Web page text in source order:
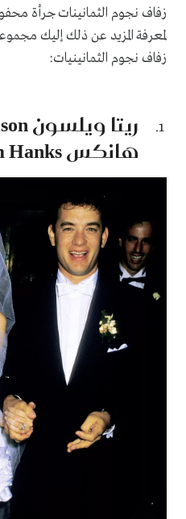
زفاف نجوم الثمانينات جرأة
لمعرفة المزيد عن ذلك إليك
زفاف نجوم الثمانينيات:
هانكس Tom Hanks